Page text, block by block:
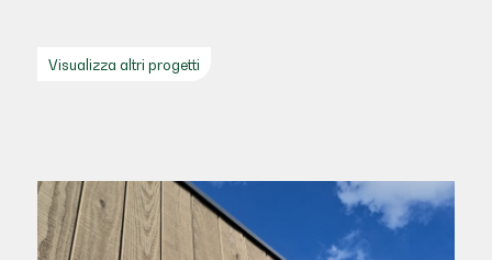
Visualizza altri progetti